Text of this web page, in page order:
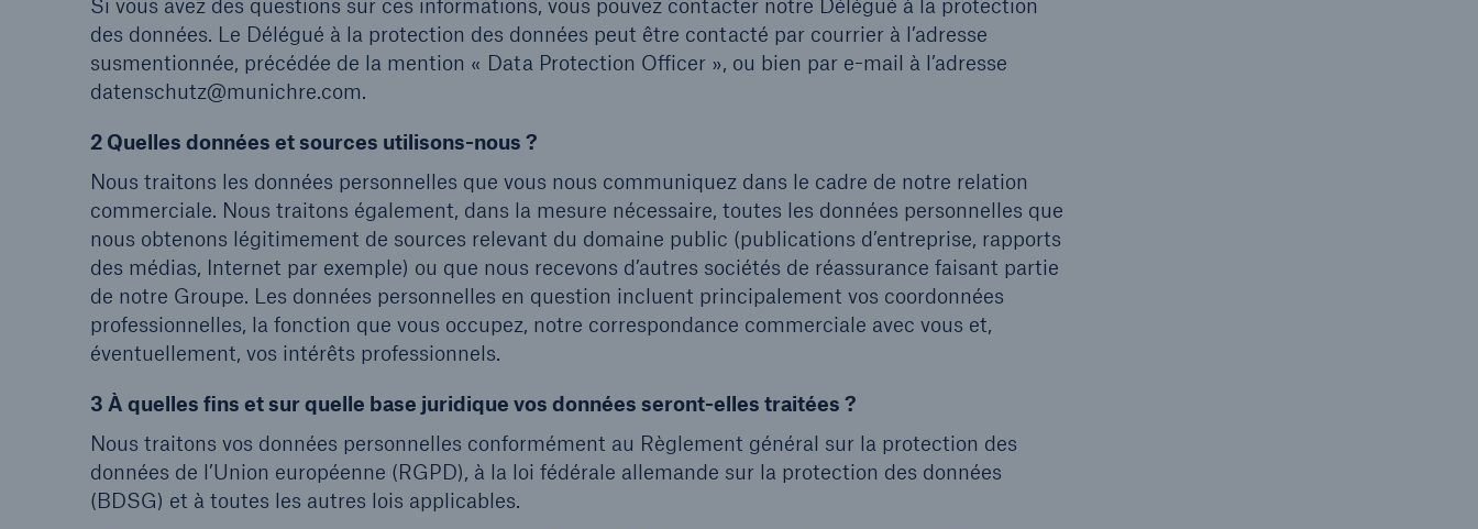
Si vous avez des questions sur ces informations, vous pouvez contacter notre Délégué à la protection
des données. Le Délégué à la protection des données peut être contacté par courrier à l’adresse
susmentionnée, précédée de la mention « Data Protection Officer », ou bien par e-mail à l’adresse
datenschutz@munichre.com.
2 Quelles données et sources utilisons-nous ?
Nous traitons les données personnelles que vous nous communiquez dans le cadre de notre relation
commerciale. Nous traitons également, dans la mesure nécessaire, toutes les données personnelles que
nous obtenons légitimement de sources relevant du domaine public (publications d’entreprise, rapports
des médias, Internet par exemple) ou que nous recevons d’autres sociétés de réassurance faisant partie
de notre Groupe. Les données personnelles en question incluent principalement vos coordonnées
professionnelles, la fonction que vous occupez, notre correspondance commerciale avec vous et,
éventuellement, vos intérêts professionnels.
3 À quelles fins et sur quelle base juridique vos données seront-elles traitées ?
Nous traitons vos données personnelles conformément au Règlement général sur la protection des
données de l’Union européenne (RGPD), à la loi fédérale allemande sur la protection des données
(BDSG) et à toutes les autres lois applicables.